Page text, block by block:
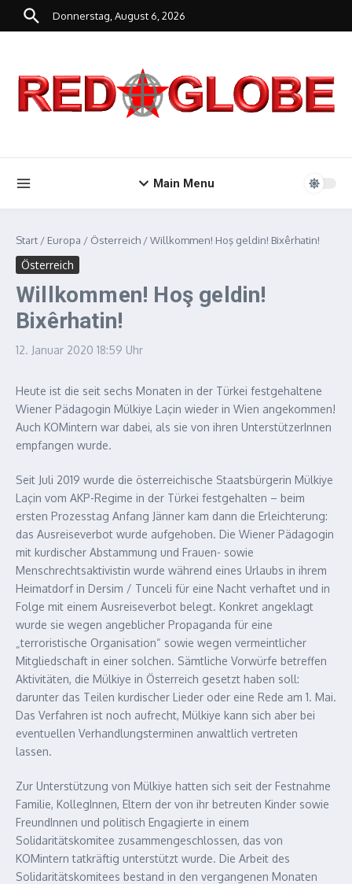
Zum Inhalt springen
Donnerstag, August 6, 2026
Main Menu
Start / Europa / Österreich /Willkommen! Hoş geldin! Bixêrhatin!
Österreich
Willkommen! Hoş geldin!
Bixêrhatin!
12. Januar 2020 18:59 Uhr
Heute ist die seit sechs Monaten in der Türkei festgehaltene
Wiener Pädagogin Mülkiye Laçin wieder in Wien angekommen!
Auch KOMintern war dabei, als sie von ihren UnterstützerInnen
empfangen wurde.
Seit Juli 2019 wurde die österreichische Staatsbürgerin Mülkiye
Laçin vom AKP-Regime in der Türkei festgehalten – beim
ersten Prozesstag Anfang Jänner kam dann die Erleichterung:
das Ausreiseverbot wurde aufgehoben. Die Wiener Pädagogin
mit kurdischer Abstammung und Frauen- sowie
Menschrechtsaktivistin wurde während eines Urlaubs in ihrem
Heimatdorf in Dersim / Tunceli für eine Nacht verhaftet und in
Folge mit einem Ausreiseverbot belegt. Konkret angeklagt
wurde sie wegen angeblicher Propaganda für eine
„terroristische Organisation“ sowie wegen vermeintlicher
Mitgliedschaft in einer solchen. Sämtliche Vorwürfe betreffen
Aktivitäten, die Mülkiye in Österreich gesetzt haben soll:
darunter das Teilen kurdischer Lieder oder eine Rede am 1. Mai.
Das Verfahren ist noch aufrecht, Mülkiye kann sich aber bei
eventuellen Verhandlungsterminen anwaltlich vertreten
lassen.
Zur Unterstützung von Mülkiye hatten sich seit der Festnahme
Familie, KollegInnen, Eltern der von ihr betreuten Kinder sowie
FreundInnen und politisch Engagierte in einem
Solidaritätskomitee zusammengeschlossen, das von
KOMintern tatkräftig unterstützt wurde. Die Arbeit des
Solidaritätskomitees bestand in den vergangenen Monaten